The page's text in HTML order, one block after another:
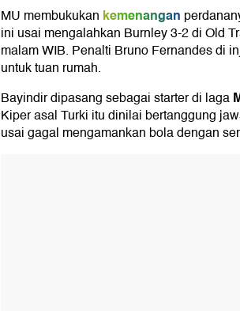
MU membukukan kemenangan
ini usai mengalahkan Burnley 3-2 di Old
malam WIB. Penalti Bruno Fernandes di
untuk tuan rumah.
Bayindir dipasang sebagai starter di laga
Kiper asal Turki itu dinilai bertanggung
usai gagal mengamankan bola dengan